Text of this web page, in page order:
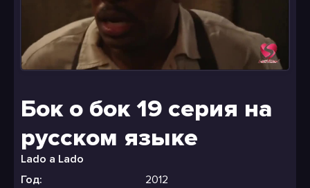
Бок о бок 19 серия на
русском языке
Lado a Lado
Год:
2012